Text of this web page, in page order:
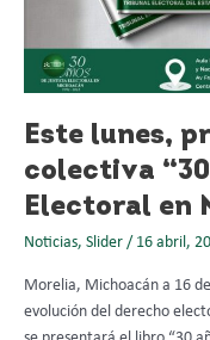
Este lunes,
colectiva
Electoral en
Noticias, Slider / 16 abril,
Morelia, Michoacán a 16
evolución del derecho
Michoacán”.